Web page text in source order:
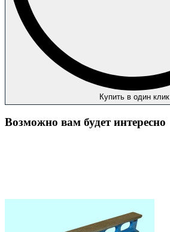
Купить в один клик
Возможно вам будет интересно